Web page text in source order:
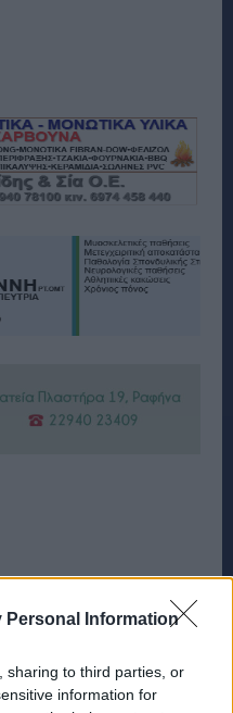
Personal Information
sharing to third parties, or
information for